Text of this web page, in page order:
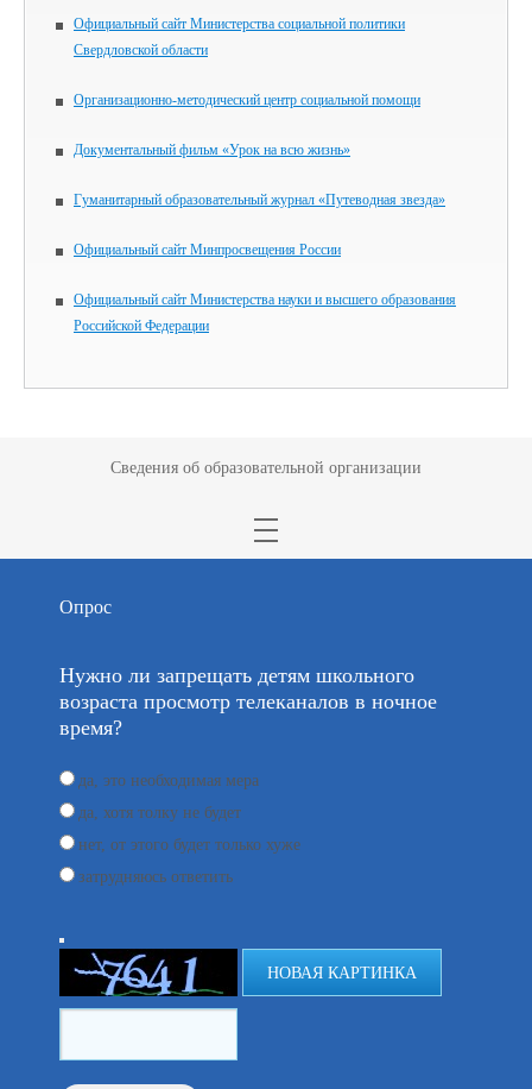
Официальный сайт Министерства социальной политики
Свердловской области
Организационно-методический центр социальной помощи
Документальный фильм «Урок на всю жизнь»
Гуманитарный образовательный журнал «Путеводная звезда»
Официальный сайт Минпросвещения России
Официальный сайт Министерства науки и высшего образования
Российской Федерации
Сведения об образовательной организации
Опрос
Нужно ли запрещать детям школьного
возраста просмотр телеканалов в ночное
время?
да, это необходимая мера
да, хотя толку не будет
нет, от этого будет только хуже
затрудняюсь ответить
НОВАЯ КАРТИНКА